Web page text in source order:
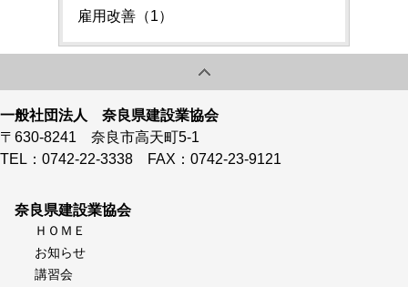
雇用改善（1）
一般社団法人 奈良県建設業協会
〒630-8241 奈良市高天町5-1
TEL：0742-22-3338 FAX：0742-23-9121
奈良県建設業協会
ＨＯＭＥ
お知らせ
講習会